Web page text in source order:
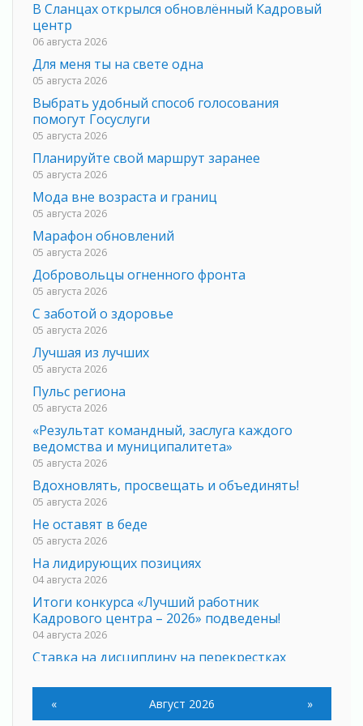
В Сланцах открылся обновлённый Кадровый
центр
06 августа 2026
Для меня ты на свете одна
05 августа 2026
Выбрать удобный способ голосования
помогут Госуслуги
05 августа 2026
Планируйте свой маршрут заранее
05 августа 2026
Мода вне возраста и границ
05 августа 2026
Марафон обновлений
05 августа 2026
Добровольцы огненного фронта
05 августа 2026
С заботой о здоровье
05 августа 2026
Лучшая из лучших
05 августа 2026
Пульс региона
05 августа 2026
«Результат командный, заслуга каждого
ведомства и муниципалитета»
05 августа 2026
Вдохновлять, просвещать и объединять!
05 августа 2026
Не оставят в беде
05 августа 2026
На лидирующих позициях
04 августа 2026
Итоги конкурса «Лучший работник
Кадрового центра – 2026» подведены!
04 августа 2026
Ставка на дисциплину на перекрестках
В Ленобласти растет потребление
мобильного трафика
« Август 2026 »